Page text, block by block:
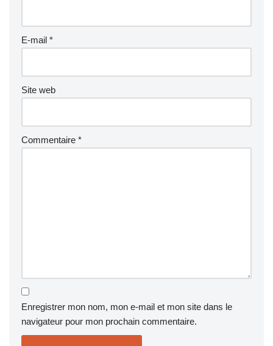
E-mail *
Site web
Commentaire *
Enregistrer mon nom, mon e-mail et mon site dans le
navigateur pour mon prochain commentaire.